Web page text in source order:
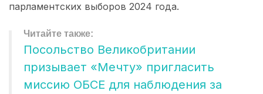
парламентских выборов 2024 года.
Посольство Великобритании
призывает «Мечту» пригласить
миссию ОБСЕ для наблюдения за